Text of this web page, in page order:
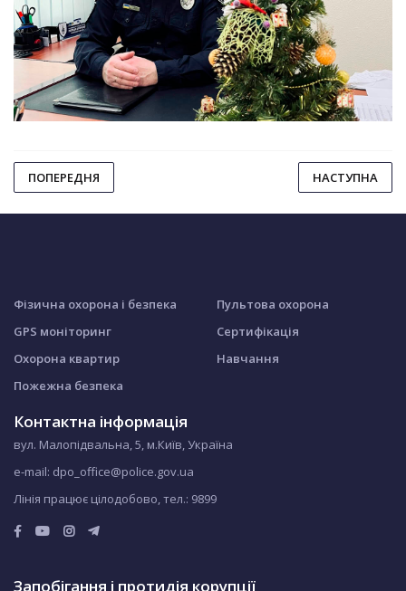
ПОПЕРЕДНЯ НАСТУПНА
Фізична охорона і безпека
GPS моніторинг
Охорона квартир
Пожежна безпека
Пультова охорона
Сертифікація
Навчання
Контактна інформація
вул. Малопідвальна, 5, м.Київ, Україна
e-mail: dpo_office@police.gov.ua
Лінія працює цілодобово, тел.: 9899
Запобігання і протидія корупції